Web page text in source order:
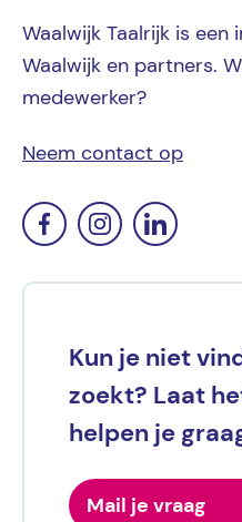
Waalwijk Taalrijk is
Waalwijk en partners.
medewerker?
Neem contact op
Kun je niet
zoekt? Laat
helpen je
Mail je vraag